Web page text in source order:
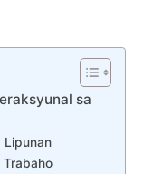
sa
Lipunan
Trabaho